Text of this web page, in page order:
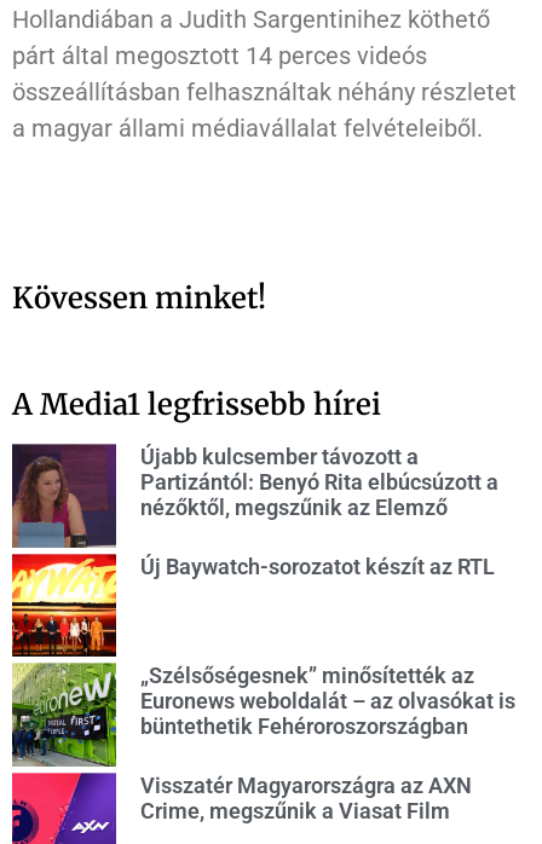
Hollandiában a Judith Sargentinihez köthető
párt által megosztott 14 perces videós
összeállításban felhasználtak néhány részletet
a magyar állami médiavállalat felvételeiből.
Kövessen minket!
A Media1 legfrissebb hírei
Újabb kulcsember távozott a
Partizántól: Benyó Rita elbúcsúzott a
nézőktől, megszűnik az Elemző
Új Baywatch-sorozatot készít az RTL
„Szélsőségesnek” minősítették az
Euronews weboldalát – az olvasókat is
büntethetik Fehéroroszországban
Visszatér Magyarországra az AXN
Crime, megszűnik a Viasat Film